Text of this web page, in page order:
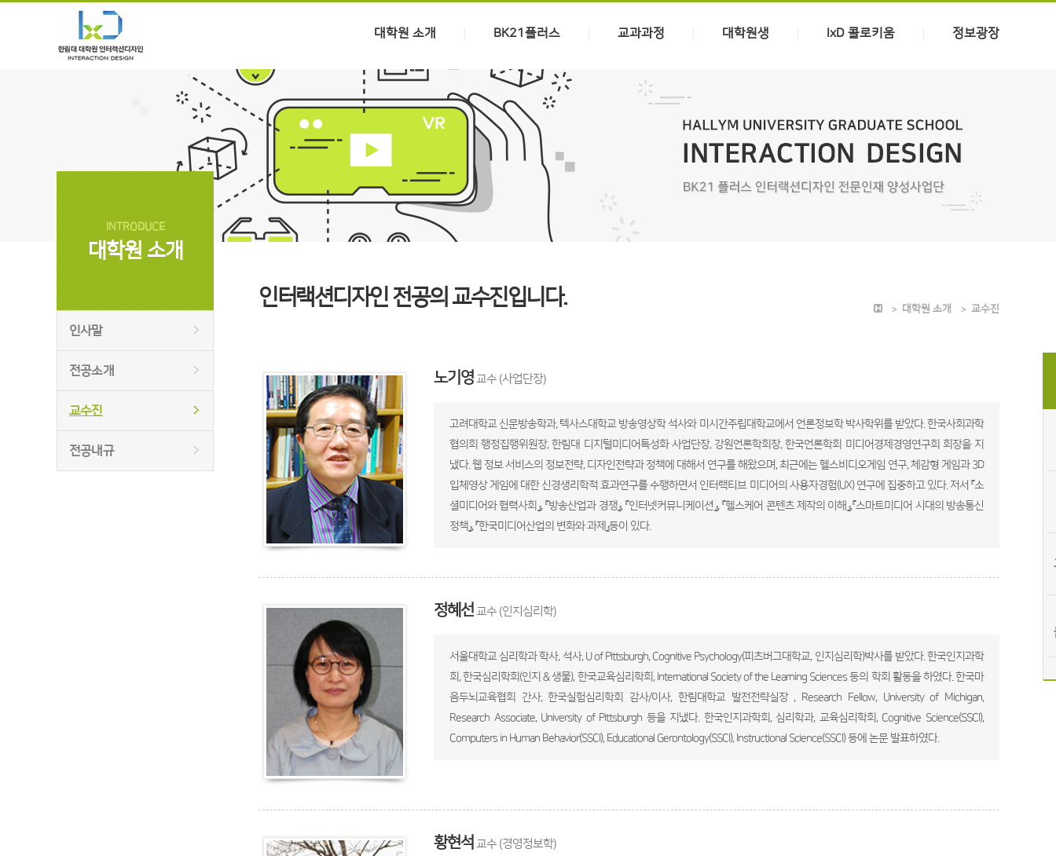
대학원 소개 BK21플러스 교과과정 대학원생 IxD 콜로키움 정보광장
INTRODUCE
대학원 소개
인사말
전공소개
교수진
전공내규
인터랙션디자인 전공의 교수진입니다. 대학원 소개 교수진
노기영교수 (사업단장)
고려대학교 신문방송학과, 텍사스대학교 방송영상학 석사와 미시간주립대학교에서 언론정보학 박사학위를 받았다. 한국사회과학
협의회 행정집행위원장, 한림대 디지털미디어특성화 사업단장, 강원언론학회장, 한국언론학회 미디어경제경영연구회 회장을 지
냈다. 웹 정보 서비스의 정보전략, 디자인전략과 정책에 대해서 연구를 해왔으며, 최근에는 헬스비디오게임 연구, 체감형 게임과 3D
입체영상 게임에 대한 신경생리학적 효과연구를 수행하면서 인터랙티브 미디어의 사용자경험(UX) 연구에 집중하고 있다. 저서 『소
셜미디어와 협력사회』, 『방송산업과 경쟁』, 『인터넷커뮤니케이션』, 『헬스케어 콘텐츠 제작의 이해』,『스마트미디어 시대의 방송통신
정책』, 『한국미디어산업의 변화와 과제』등이 있다.
정혜선교수 (인지심리학)
서울대학교 심리학과 학사, 석사, U of Pittsburgh, Cognitive Psychology(피츠버그대학교, 인지심리학)박사를 받았다. 한국인지과학
회, 한국심리학회(인지 & 생물), 한국교육심리학회, International Society of the Learning Sciences 등의 학회 활동을 하였다. 한국마
음두뇌교육협회 간사, 한국실험심리학회 감사/이사, 한림대학교 발전전략실장 , Research Fellow, University of Michigan,
Research Associate, University of Pittsburgh 등을 지냈다. 한국인지과학회, 심리학과, 교육심리학회, Cognitive Science(SSCI),
Computers in Human Behavior(SSCI), Educational Gerontology(SSCI), Instructional Science(SSCI) 등에 논문 발표하였다.
황현석 교수 (경영정보학)